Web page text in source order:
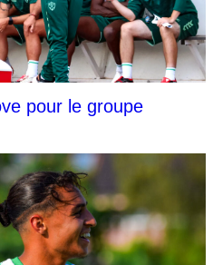
pour le groupe